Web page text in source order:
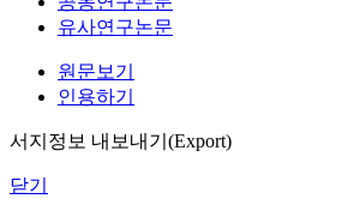
유사연구논문
원문보기
인용하기
서지정보 내보내기(Export)
닫기